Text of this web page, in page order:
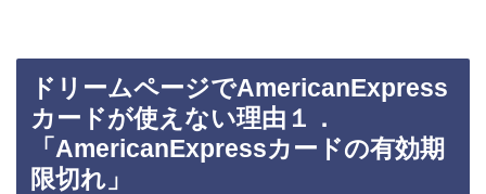
ドリームページでAmericanExpress
カードが使えない理由１．
「AmericanExpressカードの有効期
限切れ」